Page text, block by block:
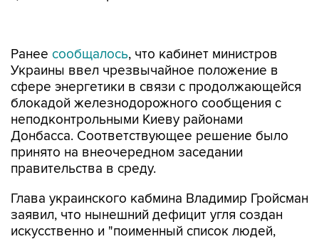
сфере энергетики в связи с продолжающейся
блокадой железнодорожного сообщения с
неподконтрольными Киеву районами
Донбасса. Соответствующее решение было
принято на внеочередном заседании
правительства в среду.
Глава украинского кабмина Владимир Гройсман
искусственно и "поименный список людей,
которые это сделали, знает вся Украина".